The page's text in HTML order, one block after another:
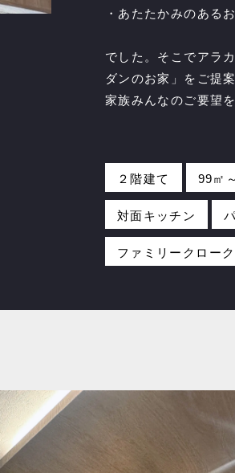
・あたたかみのある
でした。そこでアラ
ダンのお家」をご提案
家族みんなのご要望
２階建て 99㎡
対面キッチン
ファミリークローク